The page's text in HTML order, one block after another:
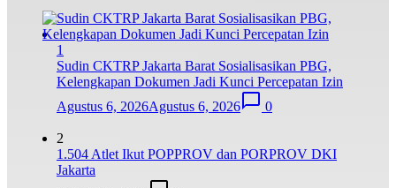
1
Sudin CKTRP Jakarta Barat Sosialisasikan PBG,
Kelengkapan Dokumen Jadi Kunci Percepatan Izin
Agustus 6, 2026Agustus 6, 2026 0
2
1.504 Atlet Ikut POPPROV dan PORPROV DKI
Jakarta